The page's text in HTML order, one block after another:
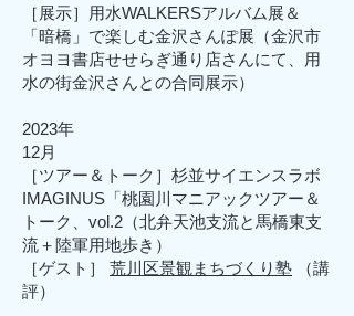
［展示］用水WALKERSアルバム展＆
「暗橋」で楽しむ金沢さんぽ展 （金沢市
オヨヨ書店せせらぎ通り店さんにて​、用
水の街金沢さんとの合同展示）
2023年
12月
［ツアー＆トーク］杉並サイエンスラボ
IMAGINUS「桃園川マニアックツアー＆
トーク、vol.2（北弁天池支流と馬橋東支
流＋陸軍用地歩き）
［ゲスト］ 荒川区景観まちづくり塾 （講
評）